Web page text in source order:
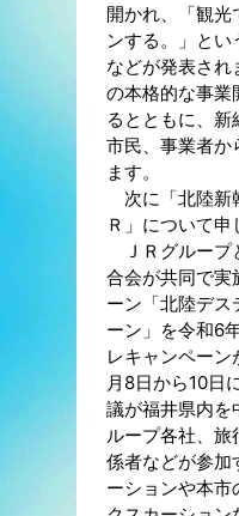
開かれ、「観光
ンする。」と
などが発表され
の本格的な事業
るとともに、新
市民、事業者か
ます。
次に「北陸新
Ｒ」について申
ＪＲグループ
合会が共同で実
ーン「北陸デ
ーン」を令和6
レキャンペー
月8日から10日
議が福井県内を
ループ各社、
係者などが参加
ーションや本市